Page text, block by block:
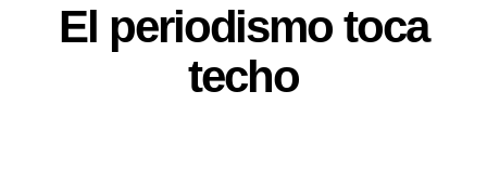
El periodismo toca
techo